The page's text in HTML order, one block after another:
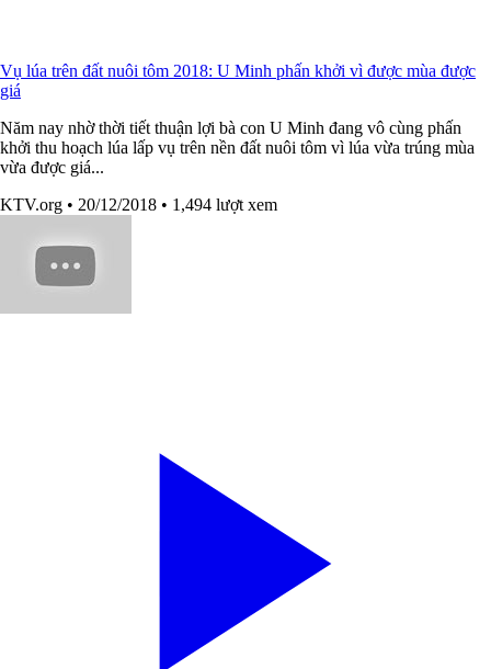
Vụ lúa trên đất nuôi tôm 2018: U Minh phấn khởi vì được mùa được
giá
Năm nay nhờ thời tiết thuận lợi bà con U Minh đang vô cùng phấn
khởi thu hoạch lúa lấp vụ trên nền đất nuôi tôm vì lúa vừa trúng mùa
vừa được giá...
KTV.org • 20/12/2018 • 1,494 lượt xem